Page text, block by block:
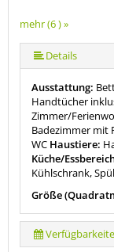
mehr (6 ) »
mehr (6 ) »
mehr (6 ) »
Details
Ausstattung:
Handtücher
Zimmer/
Badezimmer mit
WC Haustiere:
Küche/
Kühlschrank,
Größe